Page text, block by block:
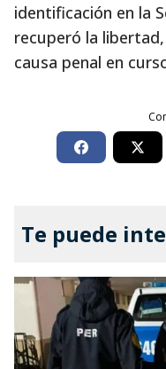
identificación en la
recuperó la
causa penal en
Te puede